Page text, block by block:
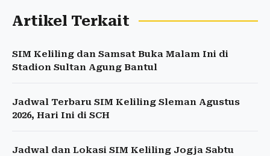
Artikel Terkait
SIM Keliling dan Samsat Buka Malam Ini di
Stadion Sultan Agung Bantul
Jadwal Terbaru SIM Keliling Sleman Agustus
2026, Hari Ini di SCH
Jadwal dan Lokasi SIM Keliling Jogja Sabtu